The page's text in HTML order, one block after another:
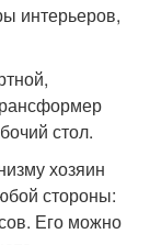
интерьеров,
стол.
хозяин
стороны:
Его можно